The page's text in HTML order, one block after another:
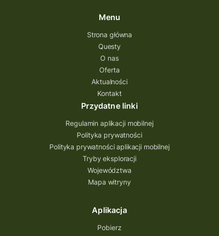
Questing Przecławski
Questing Łódzkie
questing gry terenowe
Quest Świętokrzyskie
quest na szlaku Przygody
Quest Bolestraszyce
Quest Arboretum
Przecław Quest
projekt
Pogórze Dynowskie
Partnerstwo Questingu
Park Etnograficzny w Tokarni
Park Etnograficzny
natura
mazowieckie
Menu
Strona główna
Questy
O nas
Oferta
Aktualności
Kontakt
Przydatne linki
Regulamin aplikacji mobilnej
Polityka prywatności
Polityka prywatności aplikacji mobilnej
Tryby eksploracji
Województwa
Mapa witryny
Aplikacja
Pobierz